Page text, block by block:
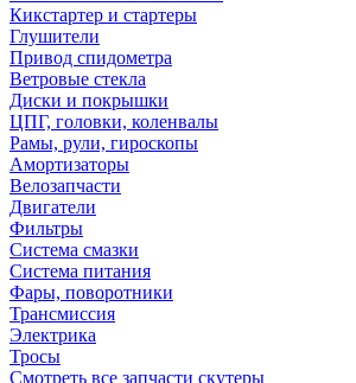
Кикстартер и стартеры
Глушители
Привод спидометра
Ветровые стекла
Диски и покрышки
ЦПГ, головки, коленвалы
Рамы, рули, гироскопы
Амортизаторы
Велозапчасти
Двигатели
Фильтры
Система смазки
Система питания
Фары, поворотники
Трансмиссия
Электрика
Тросы
Смотреть все запчасти скутеры